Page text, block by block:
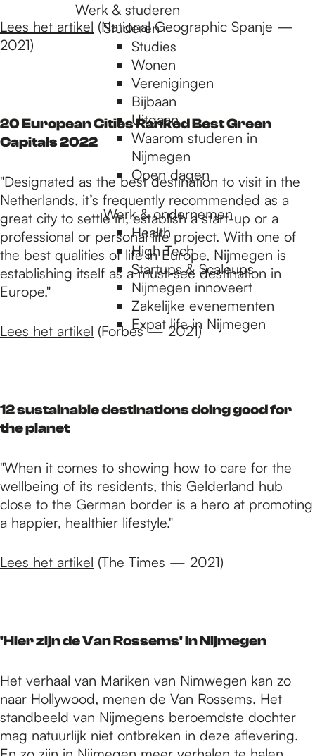
Werk & studeren
Studeren
Studies
Wonen
Verenigingen
Bijbaan
Uitgaan
Waarom studeren in
Nijmegen
Open dagen
Werk & ondernemen
Health
High Tech
Startups & Scaleups
Nijmegen innoveert
Zakelijke evenementen
Expat life in Nijmegen
Lees het artikel (National Geographic Spanje —
2021)
20 European Cities Ranked Best Green
Capitals 2022
"Designated as the best destination to visit in the
Netherlands, it’s frequently recommended as a
great city to settle in, establish a start-up or a
professional or personal life project. With one of
the best qualities of life in Europe, Nijmegen is
establishing itself as a must-see destination in
Europe."
Lees het artikel (Forbes — 2021)
12 sustainable destinations doing good for
the planet
"When it comes to showing how to care for the
wellbeing of its residents, this Gelderland hub
close to the German border is a hero at promoting
a happier, healthier lifestyle."
Lees het artikel (The Times — 2021)
'Hier zijn de Van Rossems' in Nijmegen
Het verhaal van Mariken van Nimwegen kan zo
naar Hollywood, menen de Van Rossems. Het
standbeeld van Nijmegens beroemdste dochter
mag natuurlijk niet ontbreken in deze aflevering.